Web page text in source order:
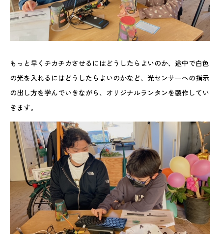
もっと早くチカチカさせるにはどうしたらよいのか、途中で白色
の光を入れるにはどうしたらよいのかなど、光センサーへの指示
の出し方を学んでいきながら、オリジナルランタンを製作してい
きます。